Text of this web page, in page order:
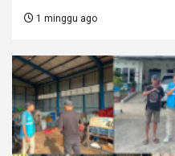
1 minggu ago